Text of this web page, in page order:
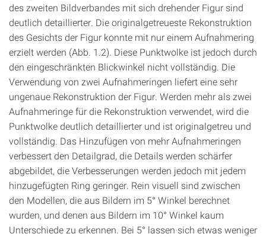
des zweiten Bildverbandes mit sich drehender Figur sind
deutlich detaillierter. Die originalgetreueste Rekonstruktion
des Gesichts der Figur konnte mit nur einem Aufnahmering
erzielt werden (Abb. 1.2). Diese Punktwolke ist jedoch durch
den eingeschränkten Blickwinkel nicht vollständig. Die
Verwendung von zwei Aufnahmeringen liefert eine sehr
ungenaue Rekonstruktion der Figur. Werden mehr als zwei
Aufnahmeringe für die Rekonstruktion verwendet, wird die
Punktwolke deutlich detaillierter und ist originalgetreu und
vollständig. Das Hinzufügen von mehr Aufnahmeringen
verbessert den Detailgrad, die Details werden schärfer
abgebildet, die Verbesserungen werden jedoch mit jedem
hinzugefügten Ring geringer. Rein visuell sind zwischen
den Modellen, die aus Bildern im 5° Winkel berechnet
wurden, und denen aus Bildern im 10° Winkel kaum
Unterschiede zu erkennen. Bei 5° lassen sich etwas weniger